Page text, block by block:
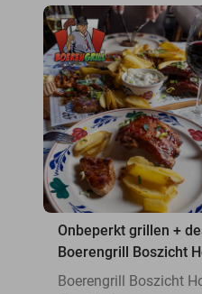
Onbeperkt grillen +
Boerengrill Boszicht
Boerengrill Boszicht